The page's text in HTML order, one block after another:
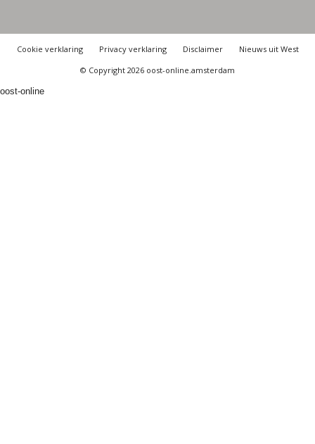
Cookie verklaring Privacy verklaring Disclaimer
Nieuws uit West
© Copyright 2026 oost-online.amsterdam
oost-online